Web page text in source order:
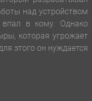
над устройством
впал в кому. Однако
которая угрожает
этого он нуждается